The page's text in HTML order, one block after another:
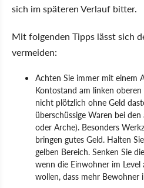
sich im späteren Verlauf bitter.
Mit folgenden Tipps lässt sich
vermeiden:
Achten Sie immer mit einem
Kontostand am linken
nicht plötzlich ohne Geld
überschüssige Waren bei
oder Arche). Besonders
bringen gutes Geld. Halten
gelben Bereich. Senken Sie
wenn die Einwohner im Level
wollen, dass mehr Bewohner